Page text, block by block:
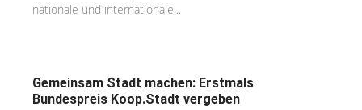
nationale und internationale...
Gemeinsam Stadt machen: Erstmals
Bundespreis Koop.Stadt vergeben